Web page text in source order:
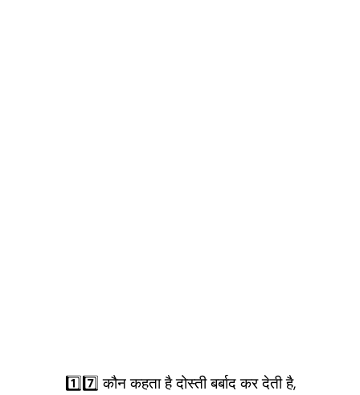
1️⃣7️⃣ कौन कहता है दोस्ती बर्बाद कर देती है,